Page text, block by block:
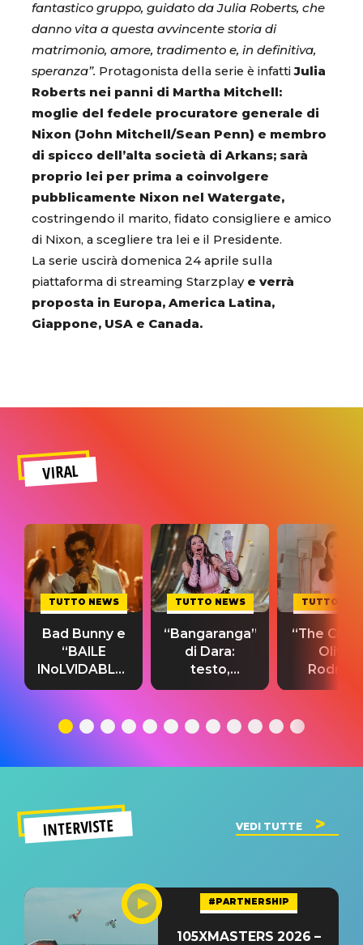
fantastico gruppo, guidato da Julia Roberts, che
danno vita a questa avvincente storia di
matrimonio, amore, tradimento e, in definitiva,
speranza”. Protagonista della serie è infattiJulia
Roberts nei panni di Martha Mitchell:
moglie del fedele procuratore generale di
Nixon (John Mitchell/Sean Penn) e membro
di spicco dell’alta società di Arkans; sarà
proprio lei per prima a coinvolgere
pubblicamente Nixon nel Watergate,
costringendo il marito, fidato consigliere e amico
di Nixon, a scegliere tra lei e il Presidente.
La serie uscirà domenica 24 aprile sulla
piattaforma di streaming Starzplay e verrà
proposta in Europa, America Latina,
Giappone, USA e Canada.
VIRAL
TUTTO NEWS
Bad Bunny e
“BAILE
INoLVIDABLE”:
testo,
significato
TUTTO NEWS
“Bangaranga”
di Dara:
testo,
traduzione e
del singolo
TUTTO
“The
Olivia
testo,
INTERVISTE VEDI TUTTE
#PARTNERSHIP
105XMASTERS 2026 –